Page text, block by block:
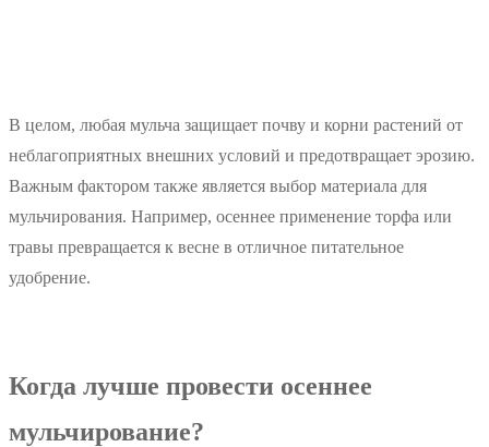
В целом, любая мульча защищает почву и корни растений от
неблагоприятных внешних условий и предотвращает эрозию.
Важным фактором также является выбор материала для
мульчирования. Например, осеннее применение торфа или
травы превращается к весне в отличное питательное
удобрение.
Когда лучше провести осеннее
мульчирование?